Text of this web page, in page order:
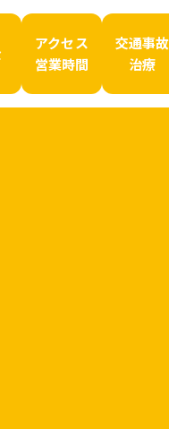
アクセス
営業時間
交通事故
治療